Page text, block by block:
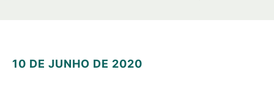
10 DE JUNHO DE 2020